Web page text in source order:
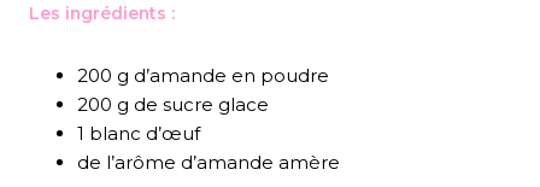
Les ingrédients :
200 g d’amande en poudre
200 g de sucre glace
1 blanc d’œuf
de l’arôme d’amande amère